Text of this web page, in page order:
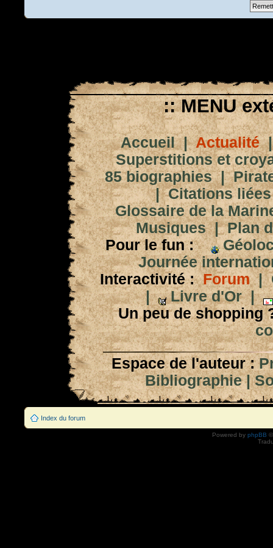
:: MENU
Accueil|Actualité
Superstitions et
85 biographies|
|Citations
Glossaire de la
Musiques|Plan
Pour le fun :
Journée
Interactivité : Forum|
|
Livre d'Or|
Un peu de shopping
Espace de l'auteur :
Bibliographie|
Index du forum
Powered by phpBB